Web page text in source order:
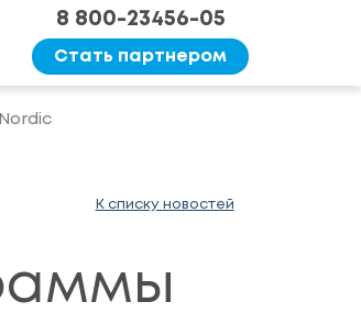
8 800-23456-05
Стать партнером
К списку новостей